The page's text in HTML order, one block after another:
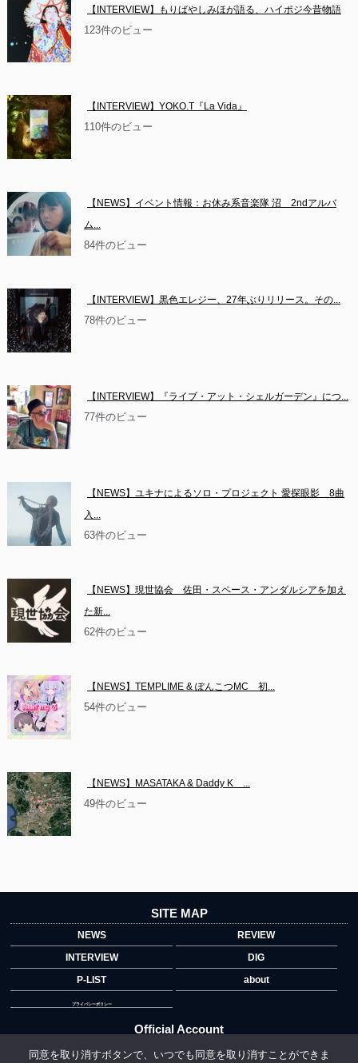
【INTERVIEW】もりばやしみほが語る、ハイポジ今昔物語
123件のビュー
【INTERVIEW】YOKO.T『La Vida』
110件のビュー
【NEWS】イベント情報：お休み系音楽隊 沼　2ndアルバ
ム...
84件のビュー
【INTERVIEW】黒色エレジー、27年ぶりリリース。その...
78件のビュー
【INTERVIEW】『ライブ・アット・シェルガーデン』につ...
77件のビュー
【NEWS】ユキナによるソロ・プロジェクト 愛探眼影　8曲
入...
63件のビュー
【NEWS】現世協会　佐田・スペース・アンダルシアを加え
た新...
62件のビュー
【NEWS】TEMPLIME & ぽんこつMC　初...
54件のビュー
【NEWS】MASATAKA & Daddy K　...
49件のビュー
SITE MAP
NEWS
REVIEW
INTERVIEW
DIG
P-LIST
about
プライバシーポリシー
Official Account
同意を取り消すボタンで、いつでも同意を取り消すことができま